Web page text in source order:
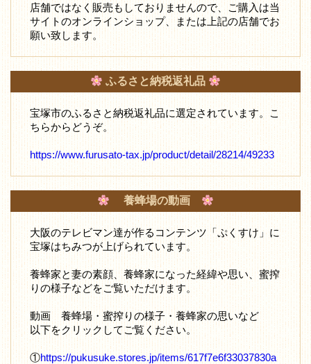
店舗ではなく販売もしておりませんので、ご購入は当
サイトのオンラインショップ、または上記の店舗でお
願い致します。
ふるさと納税返礼品
宝塚市のふるさと納税返礼品に選定されています。こ
ちらからどうぞ。
https://www.furusato-tax.jp/product/detail/28214/49233
養蜂場の動画
大阪のテレビマン達が作るコンテンツ「ぷくすけ」に
宝塚はちみつが上げられています。
養蜂家と妻の素顔、養蜂家になった経緯や思い、蜜搾
りの様子などをご覧いただけます。
動画 養蜂場・蜜搾りの様子・養蜂家の思いなど
以下をクリックしてご覧ください。
①https://pukusuke.stores.jp/items/617f7e6f33037830a